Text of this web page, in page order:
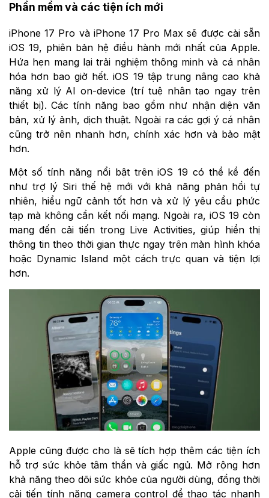
Phần mềm và các tiện ích mới
iPhone 17 Pro và iPhone 17 Pro Max sẽ được cài sẵn
iOS 19, phiên bản hệ điều hành mới nhất của Apple.
Hứa hẹn mang lại trải nghiệm thông minh và cá nhân
hóa hơn bao giờ hết. iOS 19 tập trung nâng cao khả
năng xử lý AI on-device (trí tuệ nhân tạo ngay trên
thiết bị). Các tính năng bao gồm như nhận diện văn
bản, xử lý ảnh, dịch thuật. Ngoài ra các gợi ý cá nhân
cũng trở nên nhanh hơn, chính xác hơn và bảo mật
hơn.
Một số tính năng nổi bật trên iOS 19 có thể kể đến
như trợ lý Siri thế hệ mới với khả năng phản hồi tự
nhiên, hiểu ngữ cảnh tốt hơn và xử lý yêu cầu phức
tạp mà không cần kết nối mạng. Ngoài ra, iOS 19 còn
mang đến cải tiến trong Live Activities, giúp hiển thị
thông tin theo thời gian thực ngay trên màn hình khóa
hoặc Dynamic Island một cách trực quan và tiện lợi
hơn.
Apple cũng được cho là sẽ tích hợp thêm các tiện ích
hỗ trợ sức khỏe tâm thần và giấc ngủ. Mở rộng hơn
khả năng theo dõi sức khỏe của người dùng, đồng thời
cải tiến tính năng camera control để thao tác nhanh